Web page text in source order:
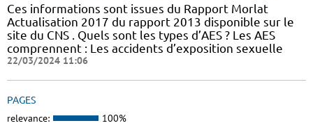
Ces informations sont issues du Rapport Morlat
Actualisation 2017 du rapport 2013 disponible sur le
site du CNS . Quels sont les types d’AES ? Les AES
comprennent : Les accidents d’exposition sexuelle
22/03/2024 11:06
PAGES
relevance: 100%